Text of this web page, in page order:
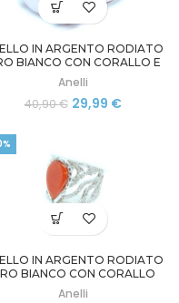
IN ARGENTO RODIATO
BIANCO CON CORALLO E
AGATA
Anelli
40,90€ Il
40,90 €.
29,99 €Il
IN ARGENTO RODIATO
BIANCO CON CORALLO
Anelli